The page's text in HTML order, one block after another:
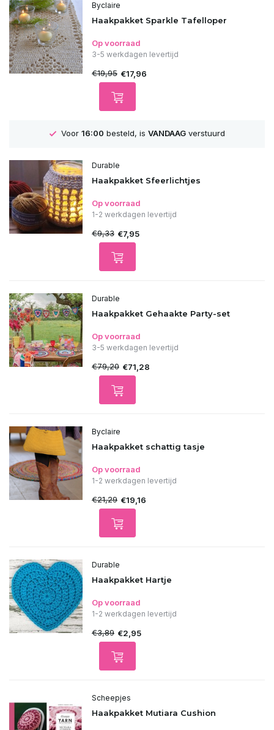
Byclaire
Haakpakket Sparkle Tafelloper
Op voorraad
3-5 werkdagen levertijd
€19,95 €17,96
GRATISVerzending vanaf 75€
Durable
Haakpakket Sfeerlichtjes
Op voorraad
1-2 werkdagen levertijd
€9,33 €7,95
Durable
Haakpakket Gehaakte Party-set
Op voorraad
3-5 werkdagen levertijd
€79,20 €71,28
Byclaire
Haakpakket schattig tasje
Op voorraad
1-2 werkdagen levertijd
€21,29 €19,16
Durable
Haakpakket Hartje
Op voorraad
1-2 werkdagen levertijd
€3,89 €2,95
Scheepjes
Haakpakket Mutiara Cushion